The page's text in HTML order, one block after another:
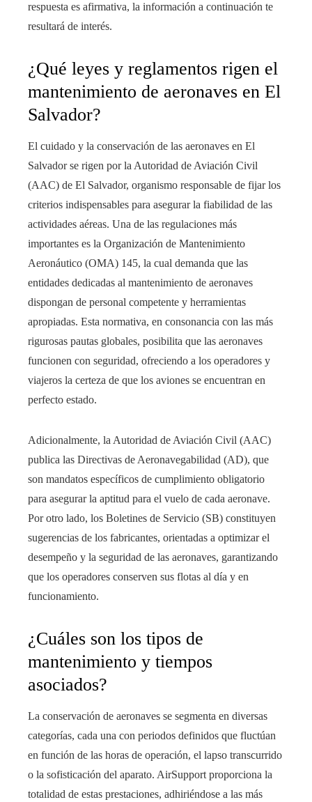
respuesta es afirmativa, la información a continuación te
resultará de interés.
¿Qué leyes y reglamentos rigen el
mantenimiento de aeronaves en El
Salvador?
El cuidado y la conservación de las aeronaves en El
Salvador se rigen por la Autoridad de Aviación Civil
(AAC) de El Salvador, organismo responsable de fijar los
criterios indispensables para asegurar la fiabilidad de las
actividades aéreas. Una de las regulaciones más
importantes es la Organización de Mantenimiento
Aeronáutico (OMA) 145, la cual demanda que las
entidades dedicadas al mantenimiento de aeronaves
dispongan de personal competente y herramientas
apropiadas. Esta normativa, en consonancia con las más
rigurosas pautas globales, posibilita que las aeronaves
funcionen con seguridad, ofreciendo a los operadores y
viajeros la certeza de que los aviones se encuentran en
perfecto estado.
Adicionalmente, la Autoridad de Aviación Civil (AAC)
publica las Directivas de Aeronavegabilidad (AD), que
son mandatos específicos de cumplimiento obligatorio
para asegurar la aptitud para el vuelo de cada aeronave.
Por otro lado, los Boletines de Servicio (SB) constituyen
sugerencias de los fabricantes, orientadas a optimizar el
desempeño y la seguridad de las aeronaves, garantizando
que los operadores conserven sus flotas al día y en
funcionamiento.
¿Cuáles son los tipos de
mantenimiento y tiempos
asociados?
La conservación de aeronaves se segmenta en diversas
categorías, cada una con periodos definidos que fluctúan
en función de las horas de operación, el lapso transcurrido
o la sofisticación del aparato. AirSupport proporciona la
totalidad de estas prestaciones, adhiriéndose a las más